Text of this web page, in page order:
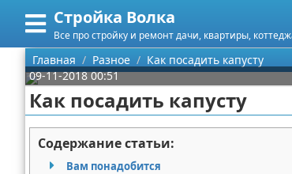
Стройка Волка
Все про стройку и ремонт дачи, квартиры,
Меню
Главная
Категории
Строительство
Мебель
Поиск
О проекте
Главная Разное
Как посадить капусту
09-11-2018 00:51
Как посадить капусту
Содержание статьи:
Вам понадобится